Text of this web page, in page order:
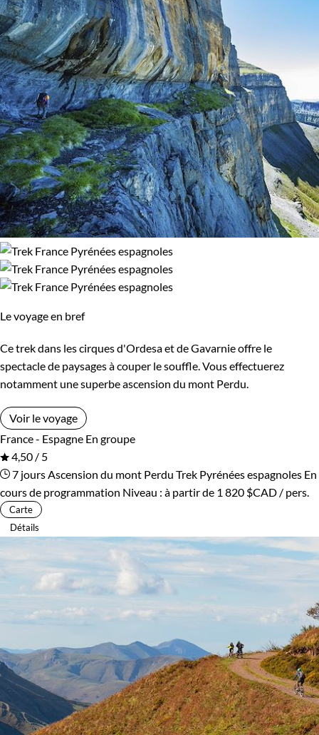
Le voyage en bref
Ce trek dans les cirques d'Ordesa et de Gavarnie offre le
spectacle de paysages à couper le souffle. Vous effectuerez
notamment une superbe ascension du mont Perdu.
Voir le voyage
France - Espagne En groupe
4,50 / 5
7 jours Ascension du mont Perdu Trek Pyrénées espagnoles En
cours de programmation Niveau : à partir de 1 820 $CAD / pers.
Carte
Détails